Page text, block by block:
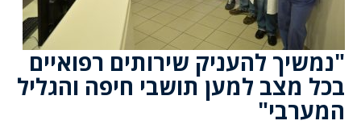
"נמשיך להעניק שירותים רפואיים
בכל מצב למען תושבי חיפה והגליל
המערבי"